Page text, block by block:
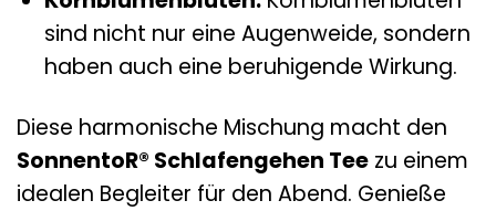
sind nicht nur eine Augenweide, sondern
haben auch eine beruhigende Wirkung.
Diese harmonische Mischung macht den
SonnentoR® Schlafengehen Tee zu einem
idealen Begleiter für den Abend. Genieße